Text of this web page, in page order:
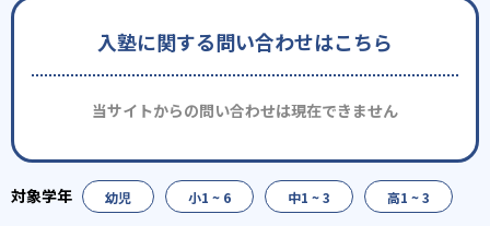
入塾に関する問い合わせはこちら
当サイトからの問い合わせは現在できません
幼児 小1 ~ 6 中1 ~ 3 高1 ~ 3